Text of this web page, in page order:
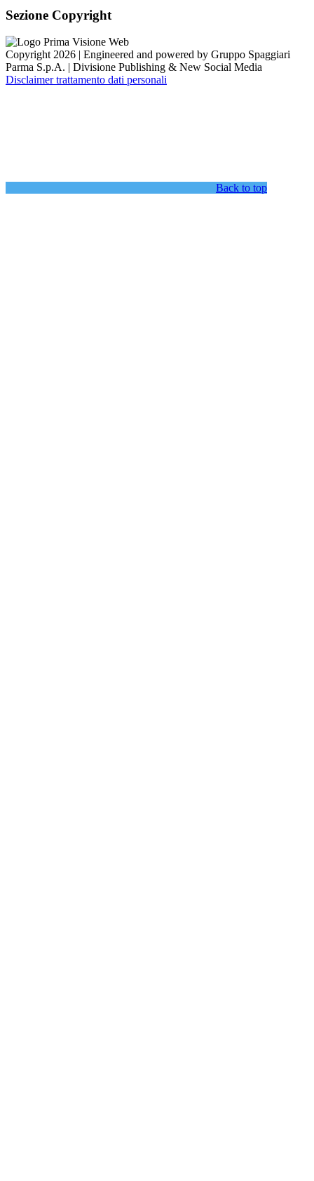
Sezione Copyright
Copyright 2026 | Engineered and powered by Gruppo Spaggiari
Parma S.p.A. | Divisione Publishing & New Social Media
Disclaimer trattamento dati personali
Back to top